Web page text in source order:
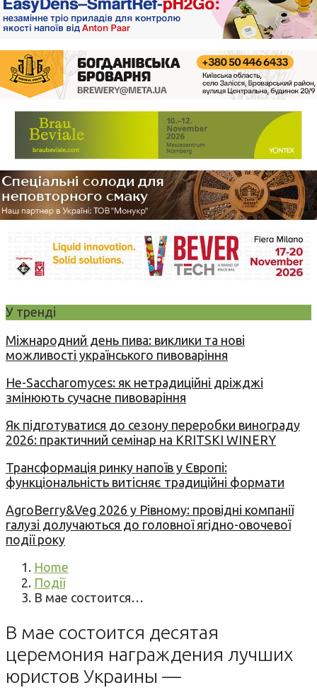
У тренді
Міжнародний день пива: виклики та нові
можливості українського пивоваріння
Не-Saccharomyces: як нетрадиційні дріжджі
змінюють сучасне пивоваріння
Як підготуватися до сезону переробки винограду
2026: практичний семінар на KRITSKI WINERY
Трансформація ринку напоїв у Європі:
функціональність витісняє традиційні формати
AgroBerry&Veg 2026 у Рівному: провідні компанії
галузі долучаються до головної ягідно-овочевої
події року
Home
Події
В мае состоится…
В мае состоится десятая
церемония награждения лучших
юристов Украины —